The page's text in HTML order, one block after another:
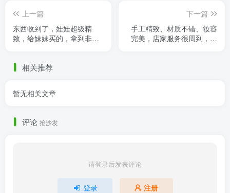
上一篇
东西收到了，娃娃超级精
致，给妹妹买的，拿到非常
下一篇
手工精致、材质不错、妆容
完美，店家服务很周到，实
相关推荐
暂无相关文章
评论 抢沙发
请登录后发表评论
登录 注册